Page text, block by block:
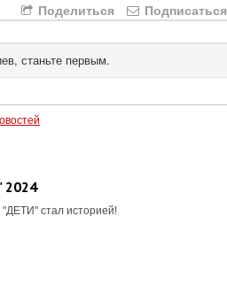
Подписаться
Поделиться
станьте первым.
2024
стал историей!